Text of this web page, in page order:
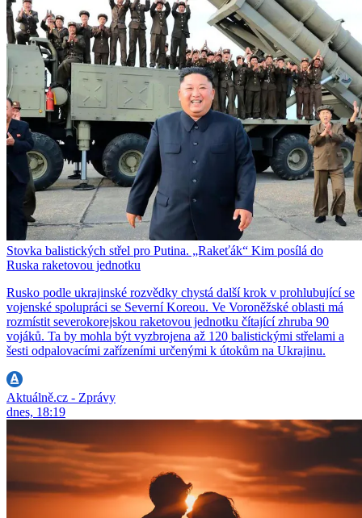
Stovka balistických střel pro Putina. „Rakeťák“ Kim posílá do
Ruska raketovou jednotku
Rusko podle ukrajinské rozvědky chystá další krok v prohlubující se
vojenské spolupráci se Severní Koreou. Ve Voroněžské oblasti má
rozmístit severokorejskou raketovou jednotku čítající zhruba 90
vojáků. Ta by mohla být vyzbrojena až 120 balistickými střelami a
šesti odpalovacími zařízeními určenými k útokům na Ukrajinu.
Aktuálně.cz - Zprávy
dnes, 18:19